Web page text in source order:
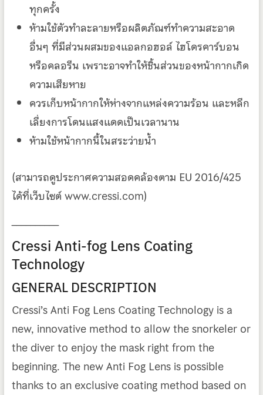
ทุกครั้ง
ห้ามใช้ตัวทำละลายหรือผลิตภัณฑ์ทำความสะอาด
อื่นๆ ที่มีส่วนผสมของแอลกอฮอล์ ไฮโดรคาร์บอน
หรือคลอรีน เพราะอาจทำให้ชิ้นส่วนของหน้ากากเกิด
ความเสียหาย
ควรเก็บหน้ากากให้ห่างจากแหล่งความร้อน และหลีก
เลี่ยงการโดนแสงแดดเป็นเวลานาน
ห้ามใช้หน้ากากนี้ในสระว่ายน้ำ
(สามารถดูประกาศความสอดคล้องตาม EU 2016/425
ได้ที่เว็บไซต์ www.cressi.com)
__________
Cressi Anti-fog Lens Coating
Technology
GENERAL DESCRIPTION
Cressi’s Anti Fog Lens Coating Technology is a
new, innovative method to allow the snorkeler or
the diver to enjoy the mask right from the
beginning. The new Anti Fog Lens is possible
thanks to an exclusive coating method based on